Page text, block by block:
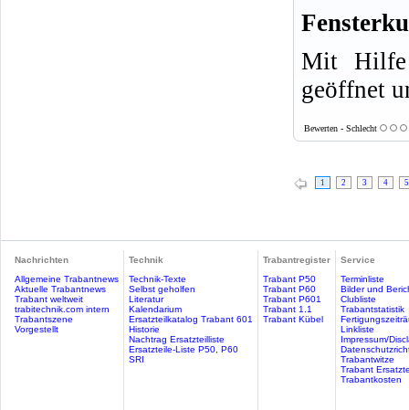
Mit Hilfe
geöffnet
Bewerten - Schlecht
1 2 3 4 5
Nachrichten
Allgemeine Trabantnews
Aktuelle Trabantnews
Trabant weltweit
trabitechnik.com intern
Trabantszene
Vorgestellt
Technik
Technik-Texte
Selbst geholfen
Literatur
Kalendarium
Ersatzteilkatalog Trabant 601
Historie
Nachtrag Ersatzteilliste
Ersatzteile-Liste P50, P60
SRI
Trabantregister
Trabant P50
Trabant P60
Trabant P601
Trabant 1.1
Trabant Kübel
Service
Terminliste
Bilder und
Clubliste
Trabantstatistik
Linkliste
Impressum/
Trabantwitze
Trabant
Trabantkosten